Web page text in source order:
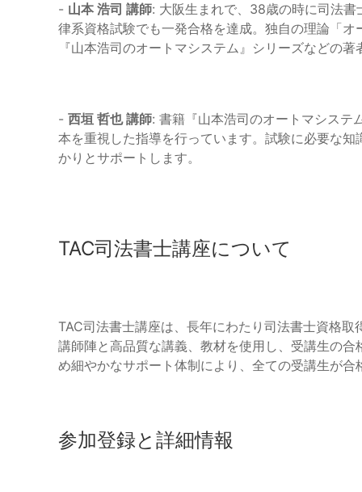
- 山本 浩司 講師: 大阪生まれで、38歳の時に司法
律系資格試験でも一発合格を達成。独自の理論「
『山本浩司のオートマシステム』シリーズなどの
- 西垣 哲也 講師: 書籍『山本浩司のオートマシステ
本を重視した指導を行っています。試験に必要な
かりとサポートします。
TAC司法書士講座について
TAC司法書士講座は、長年にわたり司法書士資格
講師陣と高品質な講義、教材を使用し、受講生の
め細やかなサポート体制により、全ての受講生が
参加登録と詳細情報